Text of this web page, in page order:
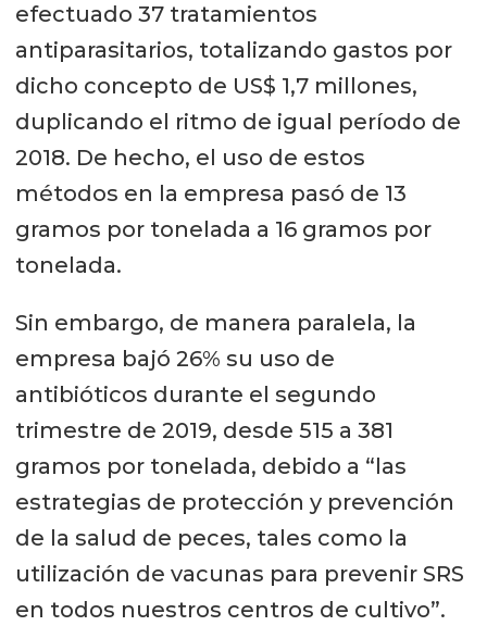
efectuado 37 tratamientos
antiparasitarios, totalizando gastos por
dicho concepto de US$ 1,7 millones,
duplicando el ritmo de igual período de
2018. De hecho, el uso de estos
métodos en la empresa pasó de 13
gramos por tonelada a 16 gramos por
tonelada.
Sin embargo, de manera paralela, la
empresa bajó 26% su uso de
antibióticos durante el segundo
trimestre de 2019, desde 515 a 381
gramos por tonelada, debido a “las
estrategias de protección y prevención
de la salud de peces, tales como la
utilización de vacunas para prevenir SRS
en todos nuestros centros de cultivo”.